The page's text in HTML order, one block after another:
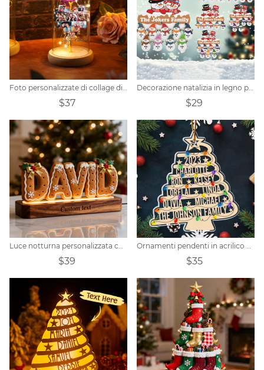
Foto personalizzate di collage di fiori conservati d'amore
$37
Decorazione natalizia in legno personalizzata con pupazzo di neve di Natale
$29
Luce notturna personalizzata con nome natalizio
$39
Ornamenti pendenti in acrilico personalizzati per l'albero di Natale
$35